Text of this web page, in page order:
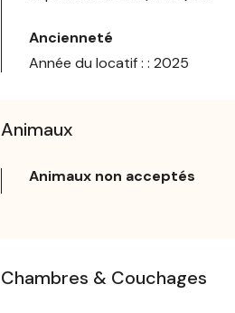
Ancienneté
Année du locatif : : 2025
Animaux
Animaux non acceptés
Chambres & Couchages